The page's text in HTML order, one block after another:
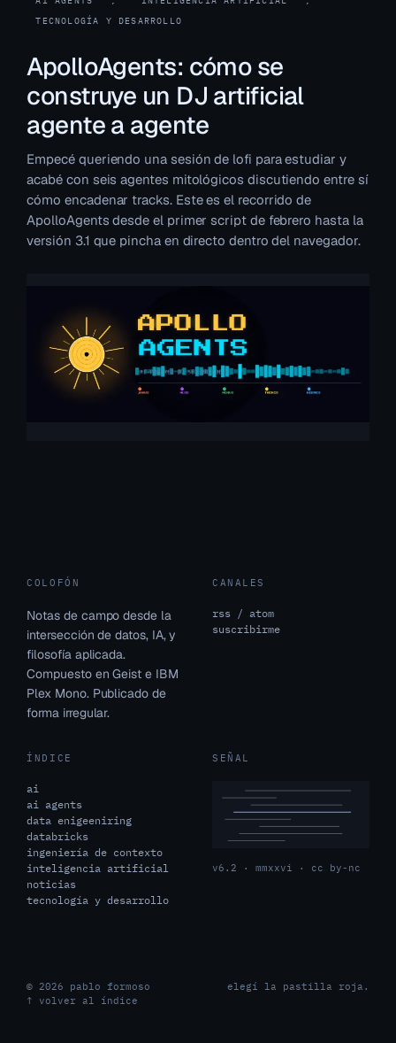
TECNOLOGÍA Y DESARROLLO
ApolloAgents: cómo se
construye un DJ artificial
agente a agente
Empecé queriendo una sesión de lofi para estudiar y
acabé con seis agentes mitológicos discutiendo entre sí
cómo encadenar tracks. Este es el recorrido de
ApolloAgents desde el primer script de febrero hasta la
versión 3.1 que pincha en directo dentro del navegador.
COLOFÓN
Notas de campo desde la
intersección de datos, IA, y
filosofía aplicada.
Compuesto en Geist e IBM
Plex Mono. Publicado de
forma irregular.
CANALES
rss / atom
suscribirme
ÍNDICE
ai
ai agents
data enigeeniring
databricks
ingeniería de contexto
inteligencia artificial
noticias
tecnología y desarrollo
SEÑAL
v6.2 · mmxxvi · cc by-nc
© 2026 pablo formoso
elegí la pastilla roja.
↑ volver al índice